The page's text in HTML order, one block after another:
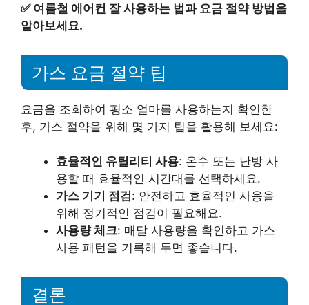
✅ 여름철 에어컨 잘 사용하는 법과 요금 절약 방법을
알아보세요.
가스 요금 절약 팁
요금을 조회하여 평소 얼마를 사용하는지 확인한
후, 가스 절약을 위해 몇 가지 팁을 활용해 보세요:
효율적인 유틸리티 사용: 온수 또는 난방 사
용할 때 효율적인 시간대를 선택하세요.
가스 기기 점검 : 안전하고 효율적인 사용을
위해 정기적인 점검이 필요해요.
사용량 체크: 매달 사용량을 확인하고 가스
사용 패턴을 기록해 두면 좋습니다.
결론